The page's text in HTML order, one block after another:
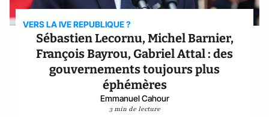
VERS LA IVE REPUBLIQUE ?
Sébastien Lecornu, Michel Barnier,
François Bayrou, Gabriel Attal : des
gouvernements toujours plus
éphémères
Emmanuel Cahour
3 min de lecture